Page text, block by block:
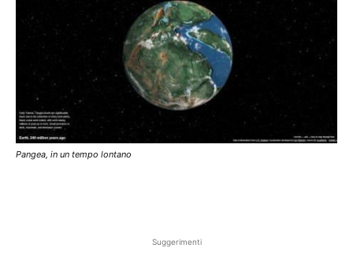
Pangea, in un tempo lontano
Suggerimenti